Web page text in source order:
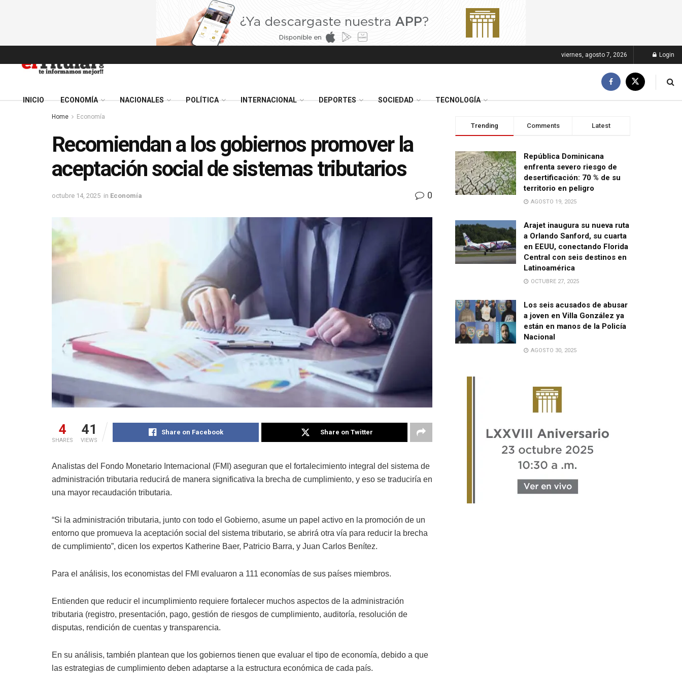
viernes, agosto 7, 2026 Login
INICIO ECONOMÍA NACIONALES POLÍTICA INTERNACIONAL DEPORTES SOCIEDAD TECNOLOGÍA
Home Economía
Recomiendan a los gobiernos promover la
aceptación social de sistemas tributarios
octubre 14, 2025 in Economía 0
4
SHARES
41
VIEWS
Share on Facebook Share on Twitter
Analistas del Fondo Monetario Internacional (FMI) aseguran que el fortalecimiento integral del sistema de
administración tributaria reducirá de manera significativa la brecha de cumplimiento, y eso se traduciría en
una mayor recaudación tributaria.
“Si la administración tributaria, junto con todo el Gobierno, asume un papel activo en la promoción de un
entorno que promueva la aceptación social del sistema tributario, se abrirá otra vía para reducir la brecha
de cumplimiento”, dicen los expertos Katherine Baer, Patricio Barra, y Juan Carlos Benítez.
Para el análisis, los economistas del FMI evaluaron a 111 economías de sus países miembros.
Entienden que reducir el incumplimiento requiere fortalecer muchos aspectos de la administración
tributaria (registro, presentación, pago, gestión de riesgos de cumplimiento, auditoría, resolución de
disputas, rendición de cuentas y transparencia.
En su análisis, también plantean que los gobiernos tienen que evaluar el tipo de economía, debido a que
las estrategias de cumplimiento deben adaptarse a la estructura económica de cada país.
Trending Comments Latest
República Dominicana
enfrenta severo riesgo de
desertificación: 70 % de su
territorio en peligro
AGOSTO 19, 2025
Arajet inaugura su nueva ruta
a Orlando Sanford, su cuarta
en EEUU, conectando Florida
Central con seis destinos en
Latinoamérica
OCTUBRE 27, 2025
Los seis acusados de abusar
a joven en Villa González ya
están en manos de la Policía
Nacional
AGOSTO 30, 2025